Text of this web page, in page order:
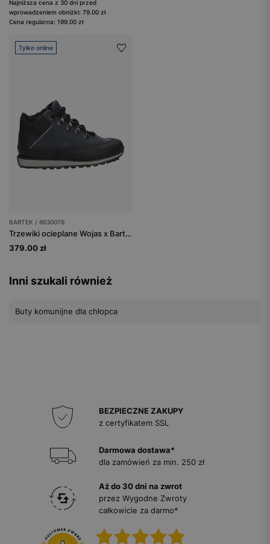
Najniższa cena z 30 dni przed
wprowadzeniem obniżki: 79.00 zł
Cena regularna: 199.00 zł
Tylko online
BARTEK / 8630076
Trzewiki ocieplane Wojas x Bartek 8630076, dla chłopców, granatowo-czarny
379.00 zł
Inni szukali również
Buty komunijne dla chłopca
BEZPIECZNE ZAKUPY
z certyfikatem SSL
Darmowa dostawa*
dla zamówień za min. 250 zł
Aż do 30 dni na zwrot
przez Wygodne Zwroty
całkowicie za darmo*